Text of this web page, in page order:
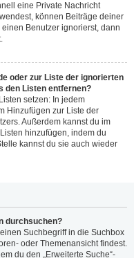
eine Private Nachricht
können Beiträge deiner
Benutzer ignorierst, dann
oder zur Liste der ignorierten
den Listen entfernen?
setzen: In jedem
Hinzufügen zur Liste der
Außerdem kannst du im
hinzufügen, indem du
kannst du sie auch wieder
durchsuchen?
Suchbegriff in die Suchbox
oder Themenansicht findest.
du den „Erweiterte Suche“-